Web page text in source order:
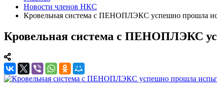
Новости членов НКС
Кровельная система с ПЕНОПЛЭКС успешно прошла
Кровельная система с ПЕНОПЛЭКС